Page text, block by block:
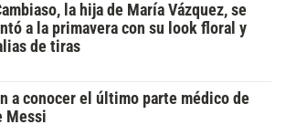
la hija de María Vázquez, se
a la primavera con su look floral y
de tiras
a conocer el último parte médico de
Messi